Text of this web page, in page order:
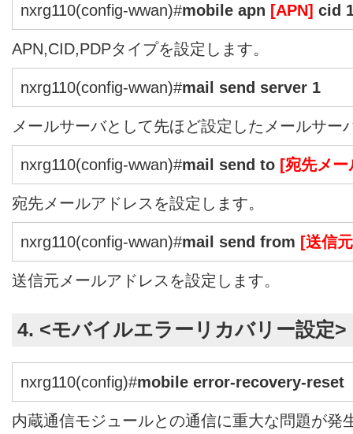
nxrg110(config-wwan)#mobile apn [APN] cid
APN,CID,PDPタイプを設定します。
nxrg110(config-wwan)#mail send server 1
メールサーバとして先ほど設定したメールサー
nxrg110(config-wwan)#mail send to [宛先メ
宛先メールアドレスを設定します。
nxrg110(config-wwan)#mail send from [送信
送信元メールアドレスを設定します。
4. <モバイルエラーリカバリー設定>
nxrg110(config)#mobile error-recovery-reset
内蔵通信モジュールとの通信に重大な問題が発